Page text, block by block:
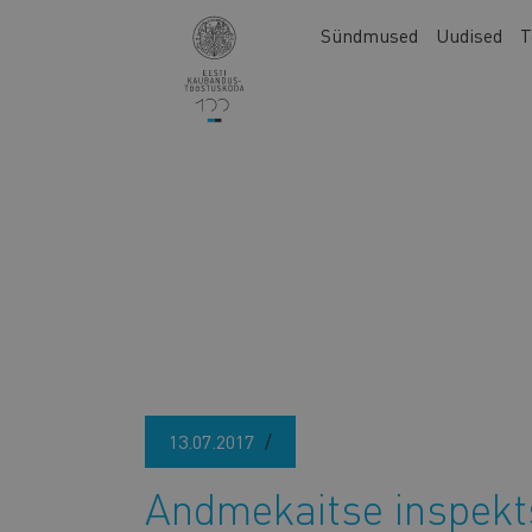
Main
Sündmused Uudised
13.07.2017
Andmekaitse